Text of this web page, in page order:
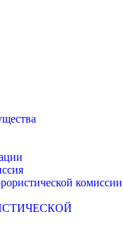
комиссии